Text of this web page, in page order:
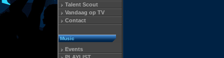
Talent Scout
Vandaag op TV
Contact
Music
Events